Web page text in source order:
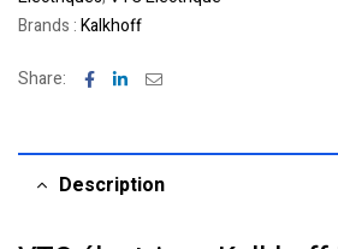
Brands :Kalkhoff
Share: Facebook
LinkedinEmail
Description